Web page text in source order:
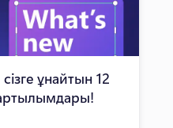
ұнайтын 12